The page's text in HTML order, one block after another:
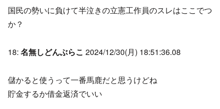
国民の勢いに負けて半泣きの立憲工作員のスレはここでつ
か？
18: 名無しどんぶらこ 2024/12/30(月) 18:51:36.08
儲かると使うって一番馬鹿だと思うけどね
貯金するか借金返済でいい